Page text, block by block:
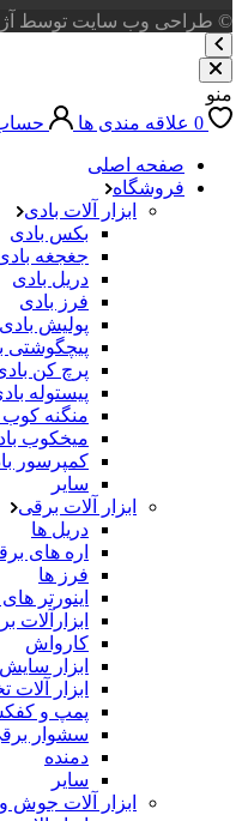
© طراحی وب سایت توسط
منو
0 علاقه مندی ها
صفحه اصلی
فروشگاه
ابزار آلات بادی
بکس بادی
جغجغه
دریل بادی
فرز بادی
پولیش بادی
پیچگوشتی
پرچ کن
پیستوله
منگنه کوب
میخکوب
کمپرسور
سایر
ابزار آلات برقی
دریل ها
اره های
فرز ها
اینورتر
کارواش
ابزار
ابزار آلات
پمپ و
سشوار
دمنده
سایر
ابزار آلات جوش